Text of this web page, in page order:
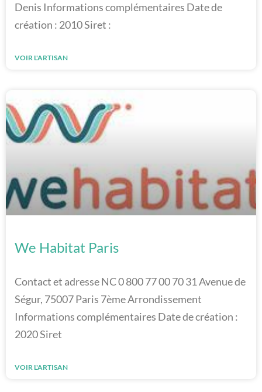
Denis Informations complémentaires Date de
création : 2010 Siret :
VOIR L'ARTISAN
We Habitat Paris
Contact et adresse NC 0 800 77 00 70 31 Avenue de
Ségur, 75007 Paris 7ème Arrondissement
Informations complémentaires Date de création :
2020 Siret
VOIR L'ARTISAN